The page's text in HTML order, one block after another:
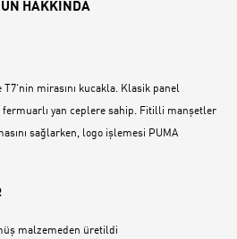
HAKKINDA
mirasını kucakla. Klasik panel
yan ceplere sahip. Fitilli manşetler
sağlarken, logo işlemesi PUMA
malzemeden üretildi